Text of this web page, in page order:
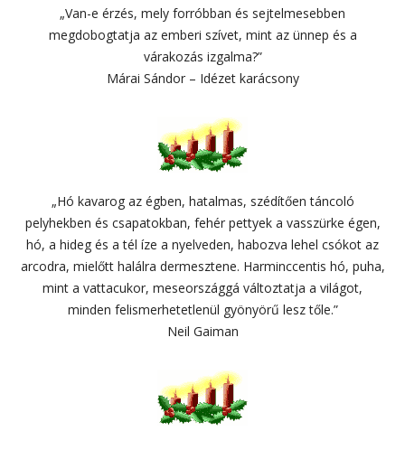
„Van-e érzés, mely forróbban és sejtelmesebben
megdobogtatja az emberi szívet, mint az ünnep és a
várakozás izgalma?”
Márai Sándor – Idézet karácsony
„Hó kavarog az égben, hatalmas, szédítően táncoló
pelyhekben és csapatokban, fehér pettyek a vasszürke égen,
hó, a hideg és a tél íze a nyelveden, habozva lehel csókot az
arcodra, mielőtt halálra dermesztene. Harminccentis hó, puha,
mint a vattacukor, meseországgá változtatja a világot,
minden felismerhetetlenül gyönyörű lesz tőle.”
Neil Gaiman